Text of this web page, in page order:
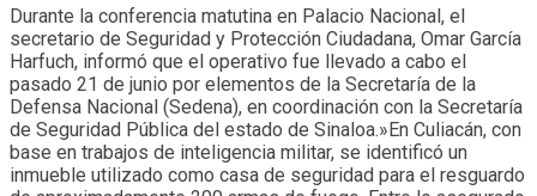
Durante la conferencia matutina en Palacio Nacional, el
secretario de Seguridad y Protección Ciudadana, Omar García
Harfuch, informó que el operativo fue llevado a cabo el
pasado 21 de junio por elementos de la Secretaría de la
Defensa Nacional (Sedena), en coordinación con la Secretaría
de Seguridad Pública del estado de Sinaloa.»En Culiacán, con
base en trabajos de inteligencia militar, se identificó un
inmueble utilizado como casa de seguridad para el resguardo